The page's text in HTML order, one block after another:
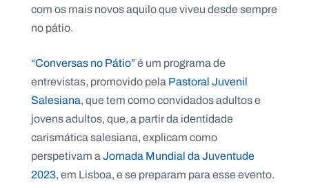
com os mais novos aquilo que viveu desde sempre
no pátio.
“Conversas no Pátio”é um programa de
entrevistas, promovido pelaPastoral Juvenil
Salesiana, que tem como convidados adultos e
jovens adultos, que, a partir da identidade
carismática salesiana, explicam como
perspetivam aJornada Mundial da Juventude
2023, em Lisboa, e se preparam para esse evento.
R
T
A
L
I
N
L
a
l
s
i